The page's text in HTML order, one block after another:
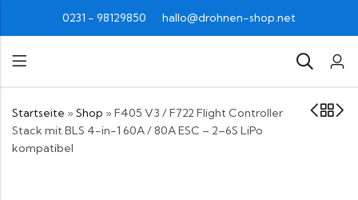
0231 - 98129850 hallo@drohnen-shop.net
Startseite » Shop » F405 V3 / F722 Flight Controller
Stack mit BLS 4-in-1 60A / 80A ESC – 2–6S LiPo
kompatibel